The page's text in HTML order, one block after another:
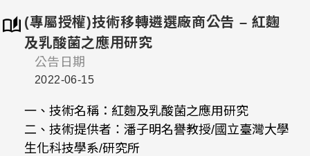
(專屬授權)技術移轉遴選廠商公告 – 紅麴
及乳酸菌之應用研究
公告日期
2022-06-15
一、技術名稱：紅麴及乳酸菌之應用研究
二、技術提供者：潘子明名譽教授/國立臺灣大學
生化科技學系/研究所